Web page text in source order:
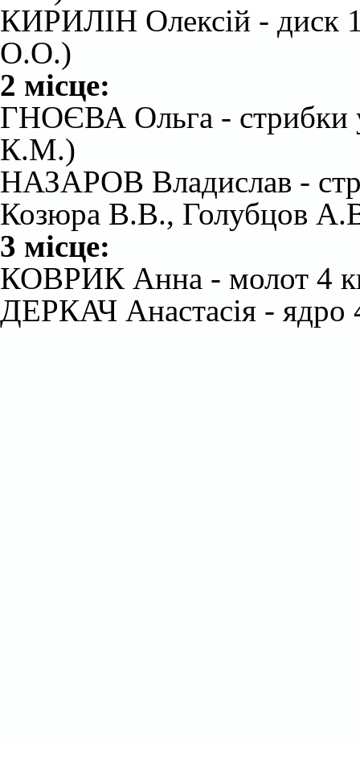
КИРИЛІН Олексій - диск
О.О.)
2 місце:
ГНОЄВА Ольга - стрибки
К.М.)
НАЗАРОВ Владислав -
Козюра В.В.,
3 місце:
КОВРИК Анна - молот 4
ДЕРКАЧ Анастасія -